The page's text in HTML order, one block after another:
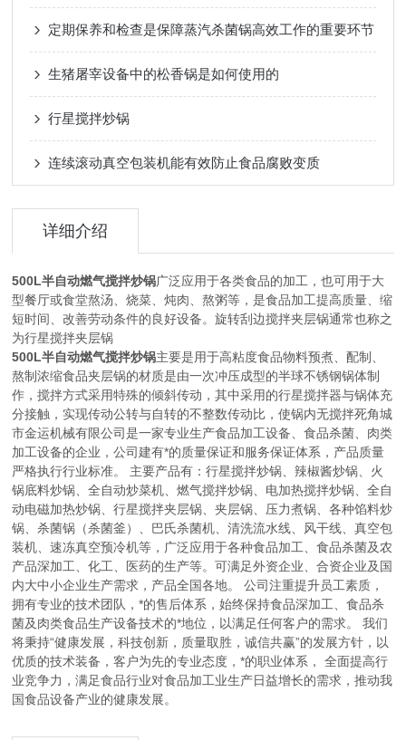
定期保养和检查是保障蒸汽杀菌锅高效工作的重要环节
生猪屠宰设备中的松香锅是如何使用的
行星搅拌炒锅
连续滚动真空包装机能有效防止食品腐败变质
详细介绍
500L半自动燃气搅拌炒锅广泛应用于各类食品的加工，也可用于大
型餐厅或食堂熬汤、烧菜、炖肉、熬粥等，是食品加工提高质量、缩
短时间、改善劳动条件的良好设备。旋转刮边搅拌夹层锅通常也称之
为行星搅拌夹层锅
500L半自动燃气搅拌炒锅主要是用于高粘度食品物料预煮、配制、
熬制浓缩食品夹层锅的材质是由一次冲压成型的半球不锈钢锅体制
作，搅拌方式采用特殊的倾斜传动，其中采用的行星搅拌器与锅体充
分接触，实现传动公转与自转的不整数传动比，使锅内无搅拌死角城
市金运机械有限公司是一家专业生产食品加工设备、食品杀菌、肉类
加工设备的企业，公司建有*的质量保证和服务保证体系，产品质量
严格执行行业标准。 主要产品有：行星搅拌炒锅、辣椒酱炒锅、火
锅底料炒锅、全自动炒菜机、燃气搅拌炒锅、电加热搅拌炒锅、全自
动电磁加热炒锅、行星搅拌夹层锅、夹层锅、压力煮锅、各种馅料炒
锅、杀菌锅（杀菌釜）、巴氏杀菌机、清洗流水线、风干线、真空包
装机、速冻真空预冷机等，广泛应用于各种食品加工、食品杀菌及农
产品深加工、化工、医药的生产等。可满足外资企业、合资企业及国
内大中小企业生产需求，产品全国各地。 公司注重提升员工素质，
拥有专业的技术团队，*的售后体系，始终保持食品深加工、食品杀
菌及肉类食品生产设备技术的*地位，以满足任何客户的需求。 我们
将秉持“健康发展，科技创新，质量取胜，诚信共赢”的发展方针，以
优质的技术装备，客户为先的专业态度，*的职业体系， 全面提高行
业竞争力，满足食品行业对食品加工业生产日益增长的需求，推动我
国食品设备产业的健康发展。